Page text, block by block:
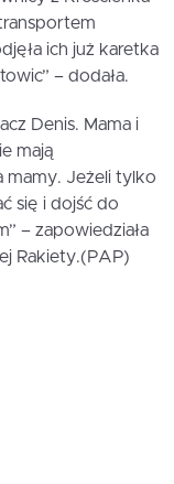
ich już karetka
– dodała.
Denis. Mama i
mają
mamy. Jeżeli tylko
się i dojść do
– zapowiedziała
Rakiety.(PAP)